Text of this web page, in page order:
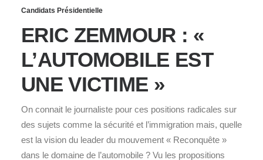
Candidats Présidentielle
ERIC ZEMMOUR : «
L’AUTOMOBILE EST
UNE VICTIME »
On connait le journaliste pour ces positions radicales sur
des sujets comme la sécurité et l’immigration mais, quelle
est la vision du leader du mouvement « Reconquête »
dans le domaine de l’automobile ? Vu les propositions